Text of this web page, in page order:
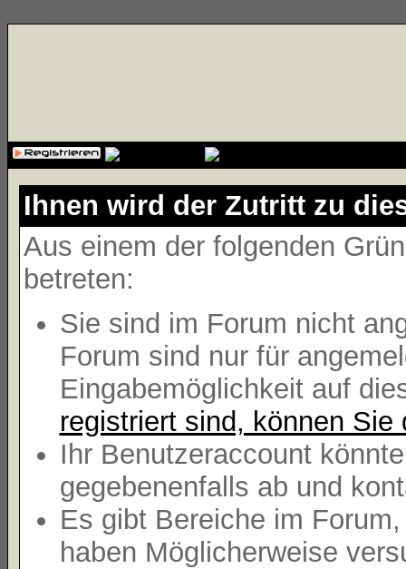
Ihnen wird der Zutritt zu
Aus einem der folgenden
betreten:
Sie sind im Forum nicht
Forum sind nur für
Eingabemöglichkeit auf
registriert sind, können Sie
Ihr Benutzeraccount
gegebenenfalls ab und
Es gibt Bereiche im
haben Möglicherweise